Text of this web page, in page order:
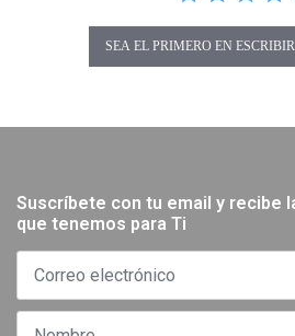
SEA EL PRIMERO EN
Suscríbete con tu email y recibe
que tenemos para Ti